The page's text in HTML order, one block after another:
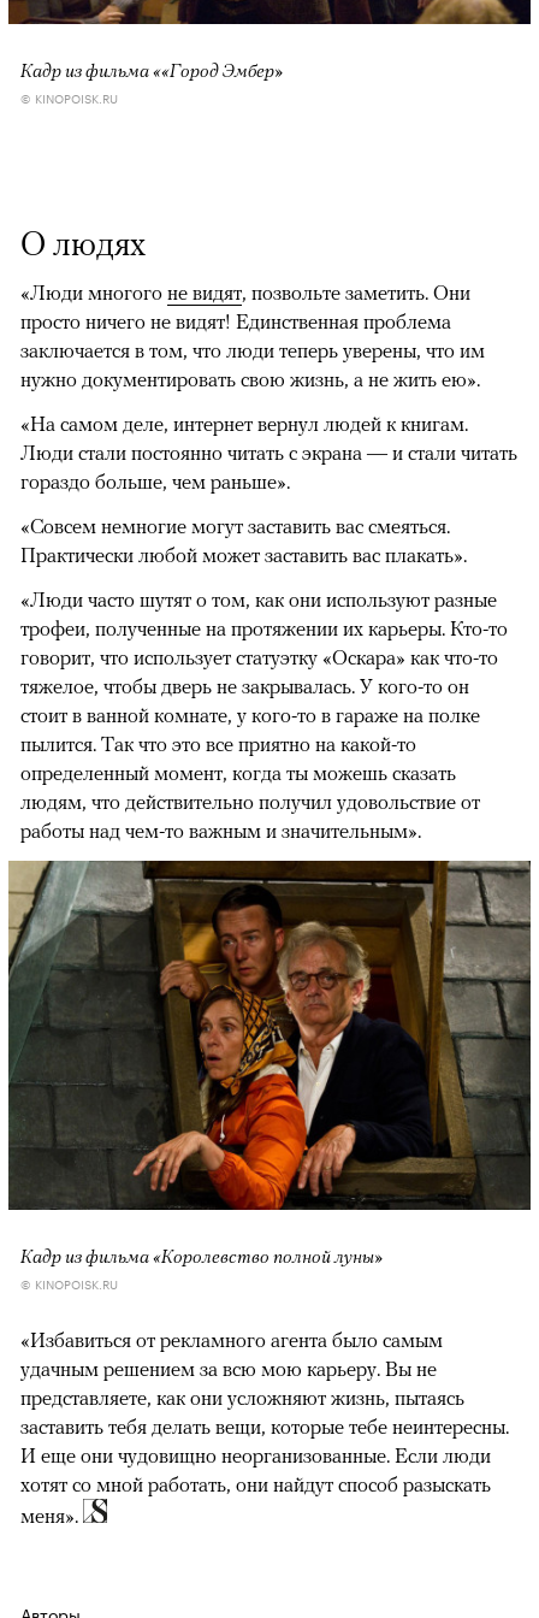
Кадр из фильма ««Город Эмбер»
© KINOPOISK.RU
О людях
«Люди многого не видят, позвольте заметить. Они
просто ничего не видят! Единственная проблема
заключается в том, что люди теперь уверены, что им
нужно документировать свою жизнь, а не жить ею».
«На самом деле, интернет вернул людей к книгам.
Люди стали постоянно читать с экрана — и стали читать
гораздо больше, чем раньше».
«Совсем немногие могут заставить вас смеяться.
Практически любой может заставить вас плакать».
«Люди часто шутят о том, как они используют разные
трофеи, полученные на протяжении их карьеры. Кто-то
говорит, что использует статуэтку «Оскара» как что-то
тяжелое, чтобы дверь не закрывалась. У кого-то он
стоит в ванной комнате, у кого-то в гараже на полке
пылится. Так что это все приятно на какой-то
определенный момент, когда ты можешь сказать
людям, что действительно получил удовольствие от
работы над чем-то важным и значительным».
Кадр из фильма «Королевство полной луны»
© KINOPOISK.RU
«Избавиться от рекламного агента было самым
удачным решением за всю мою карьеру. Вы не
представляете, как они усложняют жизнь, пытаясь
заставить тебя делать вещи, которые тебе неинтересны.
И еще они чудовищно неорганизованные. Если люди
хотят со мной работать, они найдут способ разыскать
меня».